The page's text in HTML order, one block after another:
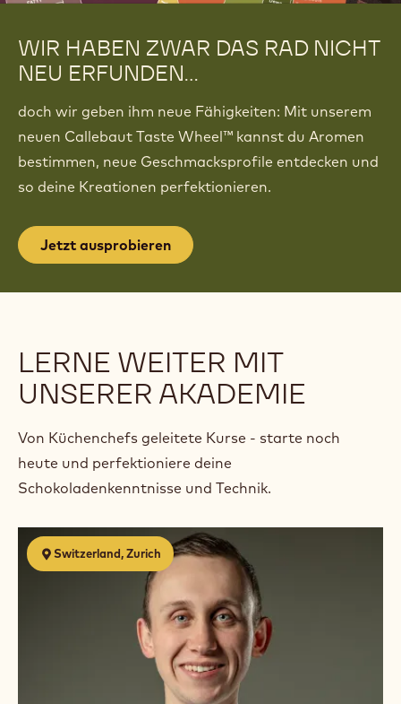
WIR HABEN ZWAR DAS RAD NICHT
NEU ERFUNDEN...
doch wir geben ihm neue Fähigkeiten: Mit unserem
neuen Callebaut Taste Wheel™ kannst du Aromen
bestimmen, neue Geschmacksprofile entdecken und
so deine Kreationen perfektionieren.
Jetzt ausprobieren
LERNE WEITER MIT
UNSERER AKADEMIE
Von Küchenchefs geleitete Kurse - starte noch
heute und perfektioniere deine
Schokoladenkenntnisse und Technik.
Switzerland, Zurich
Pour
les